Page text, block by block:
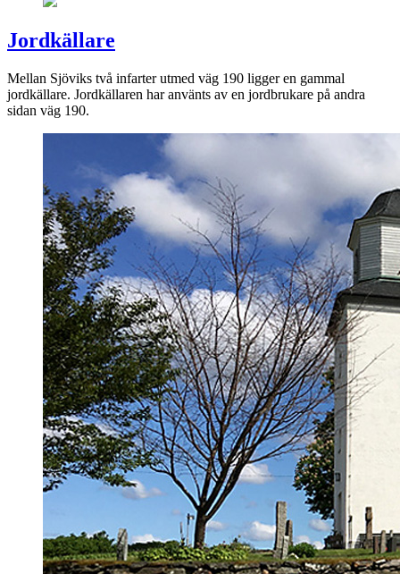
Jordkällare
Mellan Sjöviks två infarter utmed väg 190 ligger en gammal
jordkällare. Jordkällaren har använts av en jordbrukare på andra
sidan väg 190.